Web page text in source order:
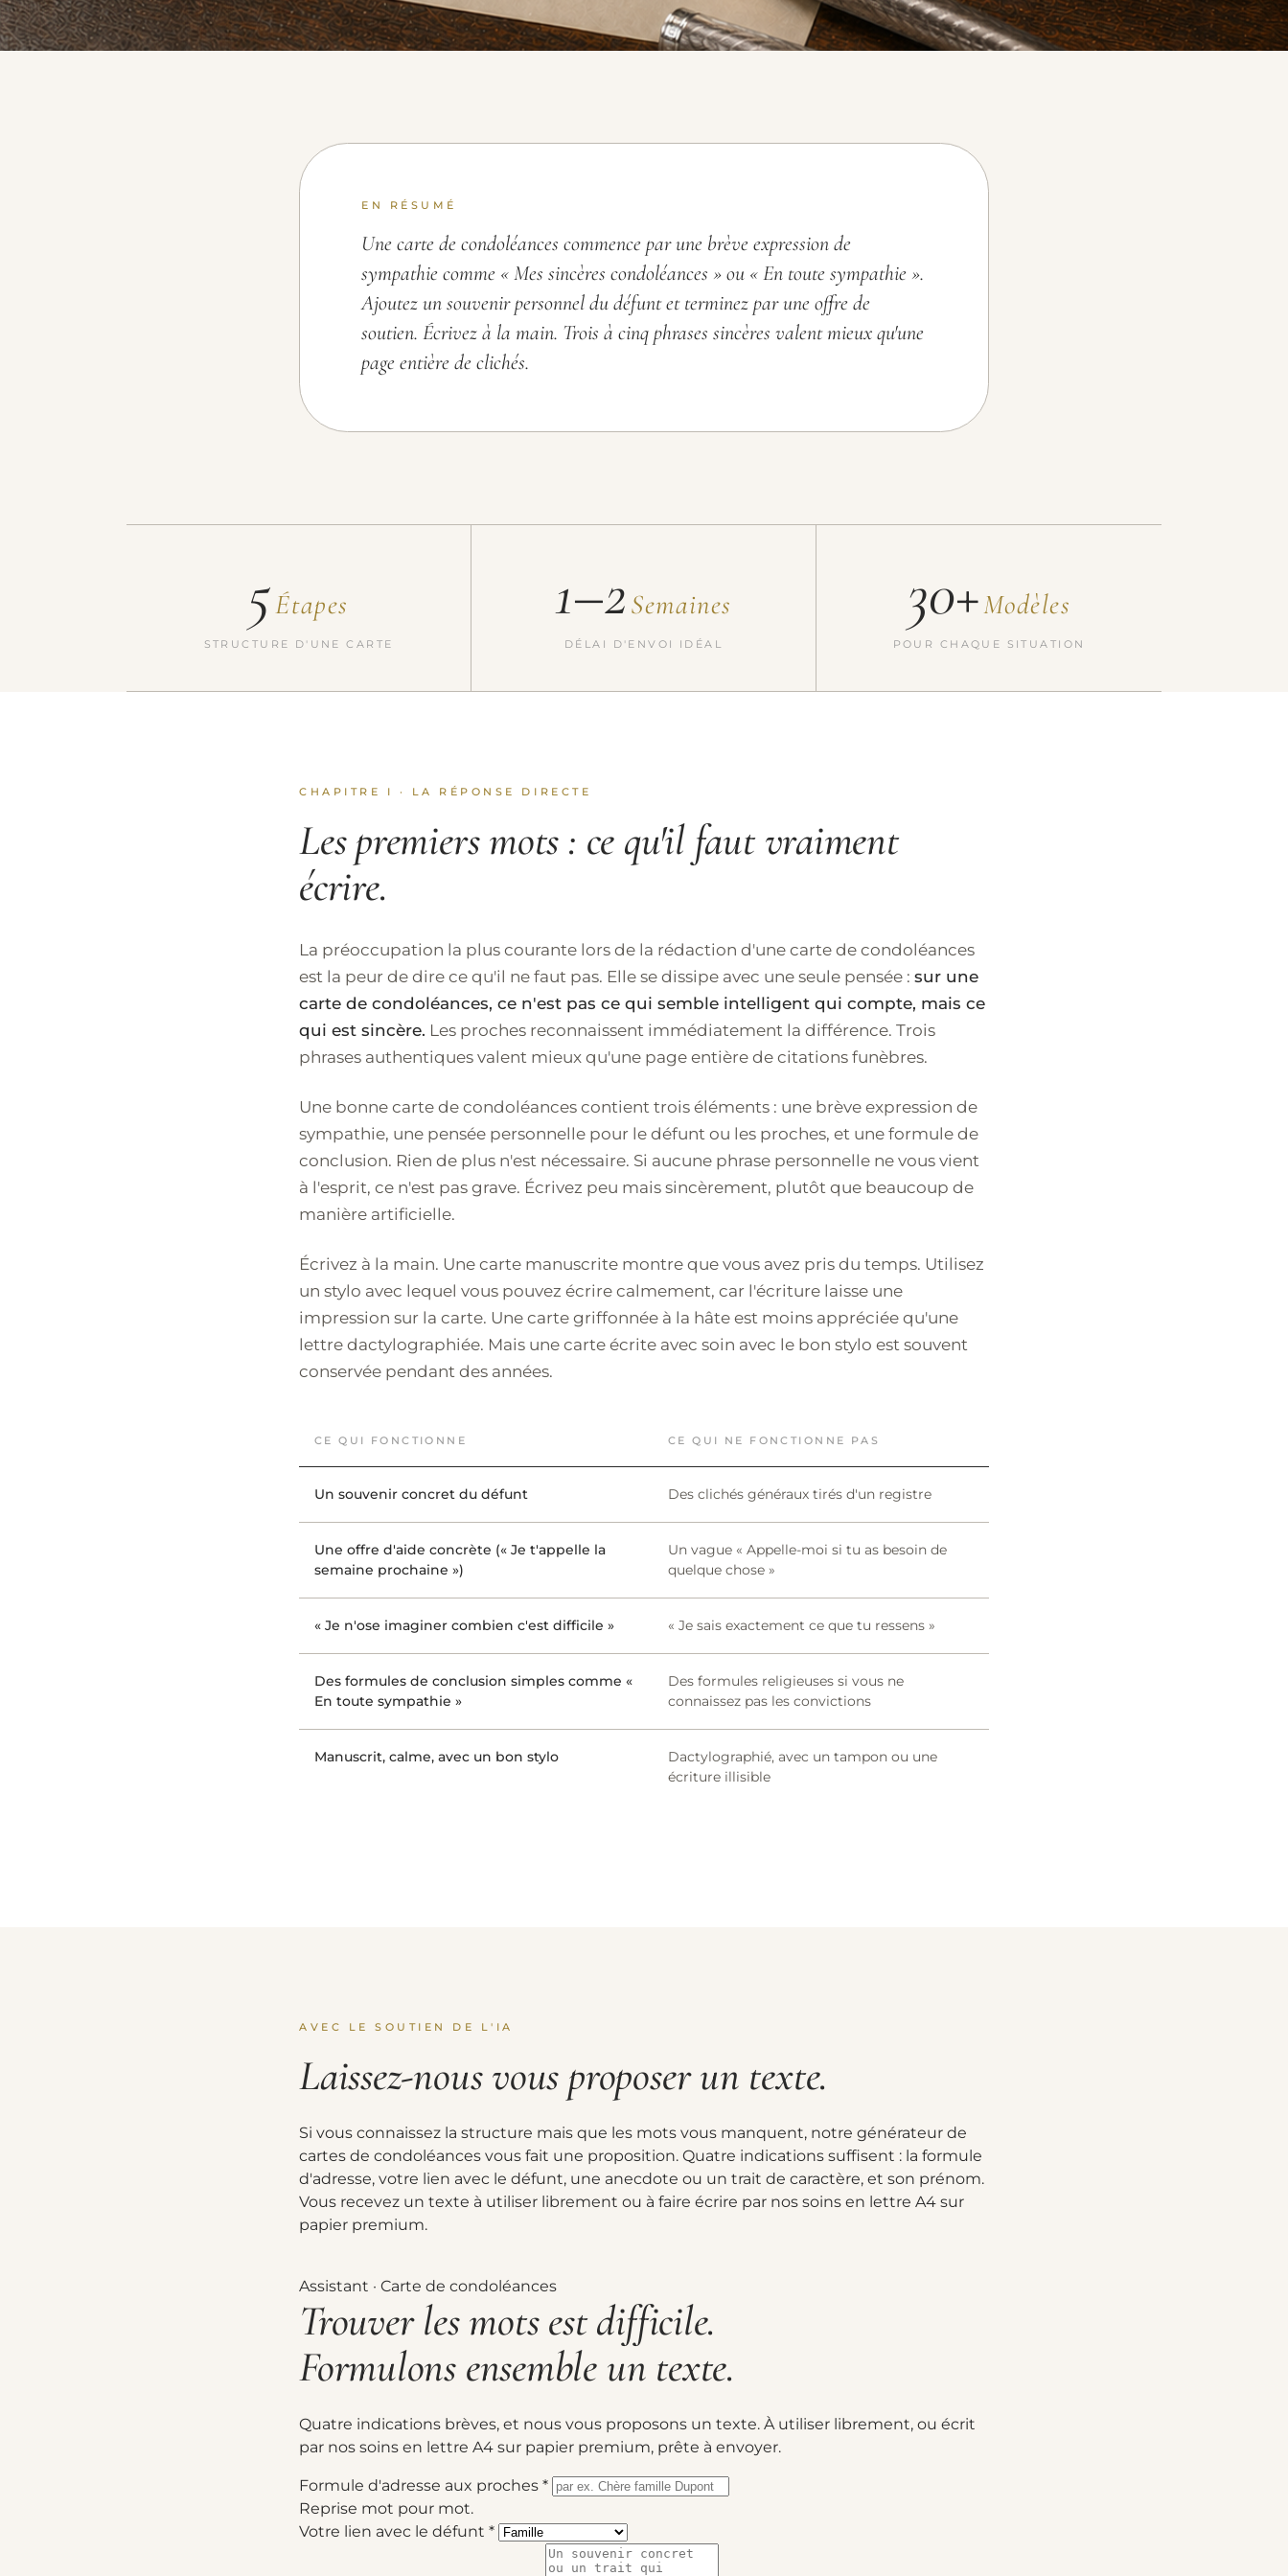
EN RÉSUMÉ
Une carte de condoléances commence par une brève expression de
sympathie comme « Mes sincères condoléances » ou « En toute sympathie ».
Ajoutez un souvenir personnel du défunt et terminez par une offre de
soutien. Écrivez à la main. Trois à cinq phrases sincères valent mieux qu'une
page entière de clichés.
5Étapes
STRUCTURE D'UNE CARTE
1–2 Semaines
DÉLAI D'ENVOI IDÉAL
30+Modèles
POUR CHAQUE SITUATION
mieux ne pas
écrire.
CHAPITRE I · LA RÉPONSE DIRECTE
Les premiers mots : ce qu'il faut vraiment
écrire.
La préoccupation la plus courante lors de la rédaction d'une carte de condoléances
est la peur de dire ce qu'il ne faut pas. Elle se dissipe avec une seule pensée : sur une
carte de condoléances, ce n'est pas ce qui semble intelligent qui compte, mais ce
qui est sincère. Les proches reconnaissent immédiatement la différence. Trois
phrases authentiques valent mieux qu'une page entière de citations funèbres.
Une bonne carte de condoléances contient trois éléments : une brève expression de
sympathie, une pensée personnelle pour le défunt ou les proches, et une formule de
conclusion. Rien de plus n'est nécessaire. Si aucune phrase personnelle ne vous vient
à l'esprit, ce n'est pas grave. Écrivez peu mais sincèrement, plutôt que beaucoup de
manière artificielle.
Écrivez à la main. Une carte manuscrite montre que vous avez pris du temps. Utilisez
un stylo avec lequel vous pouvez écrire calmement, car l'écriture laisse une
impression sur la carte. Une carte griffonnée à la hâte est moins appréciée qu'une
lettre dactylographiée. Mais une carte écrite avec soin avec le bon stylo est souvent
conservée pendant des années.
CE QUI FONCTIONNE CE QUI NE FONCTIONNE PAS
Un souvenir concret du défunt Des clichés généraux tirés d'un registre
Une offre d'aide concrète (« Je t'appelle la
semaine prochaine »)
Un vague « Appelle-moi si tu as besoin de
quelque chose »
« Je n'ose imaginer combien c'est difficile » « Je sais exactement ce que tu ressens »
Des formules de conclusion simples comme «
En toute sympathie »
Des formules religieuses si vous ne
connaissez pas les convictions
Manuscrit, calme, avec un bon stylo
Dactylographié, avec un tampon ou une
écriture illisible
AVEC LE SOUTIEN DE L'IA
Laissez-nous vous proposer un texte.
Si vous connaissez la structure mais que les mots vous manquent, notre générateur de
cartes de condoléances vous fait une proposition. Quatre indications suffisent : la formule
d'adresse, votre lien avec le défunt, une anecdote ou un trait de caractère, et son prénom.
Vous recevez un texte à utiliser librement ou à faire écrire par nos soins en lettre A4 sur
papier premium.
Assistant · Carte de condoléances
Trouver les mots est difficile.
Formulons ensemble un texte.
Quatre indications brèves, et nous vous proposons un texte. À utiliser librement, ou écrit
par nos soins en lettre A4 sur papier premium, prête à envoyer.
Formule d'adresse aux proches *
Reprise mot pour mot.
Votre lien avec le défunt *